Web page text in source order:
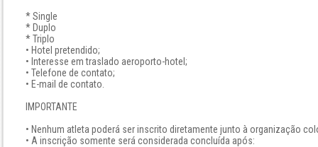
* Single
* Duplo
* Triplo
• Hotel pretendido;
• Interesse em traslado aeroporto-hotel;
• Telefone de contato;
• E-mail de contato.
IMPORTANTE
• Nenhum atleta poderá ser inscrito diretamente junto à organização
• A inscrição somente será considerada concluída após: